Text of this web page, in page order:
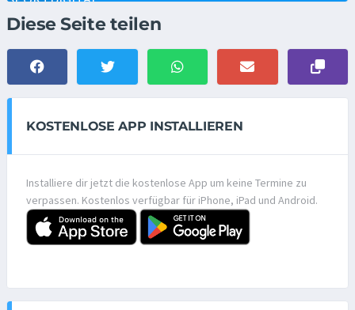
Diese Seite teilen
KOSTENLOSE APP INSTALLIEREN
Installiere dir jetzt die kostenlose App um keine Termine zu
verpassen. Kostenlos verfügbar für iPhone, iPad und Android.